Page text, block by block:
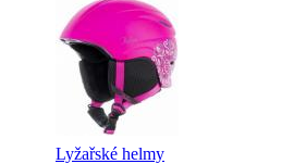
Lyžařské helmy